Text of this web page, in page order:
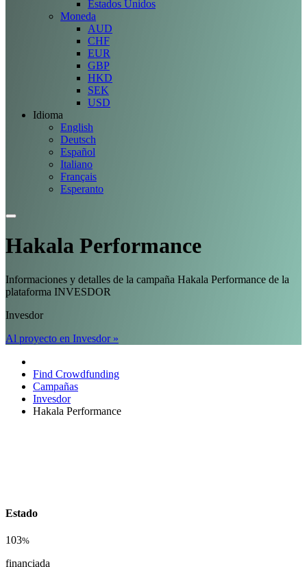
Estados Unidos
Moneda
AUD
CHF
EUR
GBP
HKD
SEK
USD
Idioma
English
Deutsch
Español
Italiano
Français
Esperanto
Hakala Performance
Informaciones y detalles de la campaña Hakala Performance de la
plataforma INVESDOR
Invesdor
Al proyecto en Invesdor »
Find Crowdfunding
Campañas
Invesdor
Hakala Performance
Estado
103%
financiada